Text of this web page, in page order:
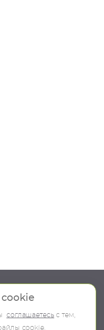
Продукция
В наличии
соглашаетесь с тем,
cookie.